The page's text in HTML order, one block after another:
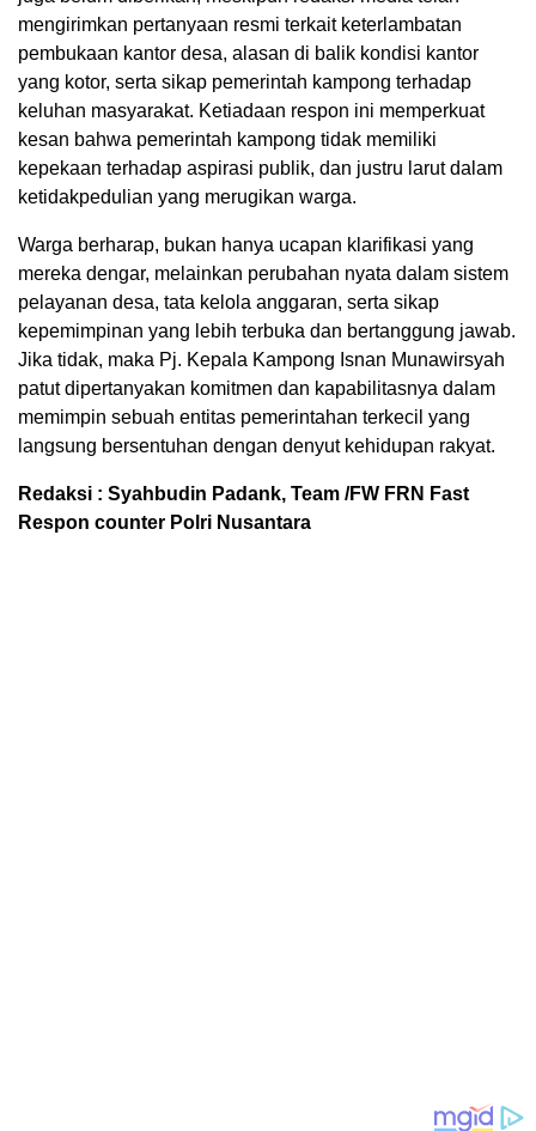
mengirimkan pertanyaan resmi terkait keterlambatan
pembukaan kantor desa, alasan di balik kondisi kantor
yang kotor, serta sikap pemerintah kampong terhadap
keluhan masyarakat. Ketiadaan respon ini memperkuat
kesan bahwa pemerintah kampong tidak memiliki
kepekaan terhadap aspirasi publik, dan justru larut dalam
ketidakpedulian yang merugikan warga.
Warga berharap, bukan hanya ucapan klarifikasi yang
mereka dengar, melainkan perubahan nyata dalam sistem
pelayanan desa, tata kelola anggaran, serta sikap
kepemimpinan yang lebih terbuka dan bertanggung jawab.
Jika tidak, maka Pj. Kepala Kampong Isnan Munawirsyah
patut dipertanyakan komitmen dan kapabilitasnya dalam
memimpin sebuah entitas pemerintahan terkecil yang
langsung bersentuhan dengan denyut kehidupan rakyat.
Redaksi : Syahbudin Padank, Team /FW FRN Fast
Respon counter Polri Nusantara